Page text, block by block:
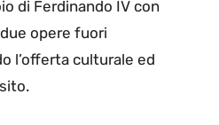
di Ferdinando IV con
opere fuori
l’offerta culturale ed